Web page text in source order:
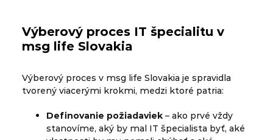
Výberový proces IT špecialitu v
msg life Slovakia
Výberový proces v msg life Slovakia je spravidla
tvorený viacerými krokmi, medzi ktoré patria:
Definovanie požiadaviek– ako prvé vždy
stanovíme, aký by mal IT špecialista byť, aké